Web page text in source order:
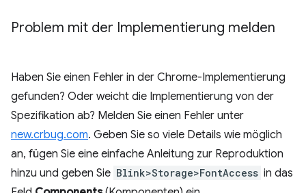
Problem mit der Implementierung melden
Haben Sie einen Fehler in der Chrome-Implementierung
gefunden? Oder weicht die Implementierung von der
Spezifikation ab? Melden Sie einen Fehler unter
new.crbug.com. Geben Sie so viele Details wie möglich
an, fügen Sie eine einfache Anleitung zur Reproduktion
hinzu und geben Sie Blink>Storage>FontAccess in das